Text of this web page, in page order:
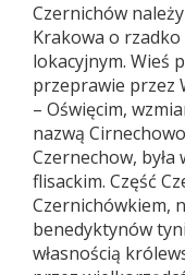
Czernichów
Krakowa o
lokacyjnym. Wieś
przeprawie przez
– Oświęcim,
nazwą
Czernechow,
flisackim. Część
Czernichówkiem,
benedyktynów
własnością